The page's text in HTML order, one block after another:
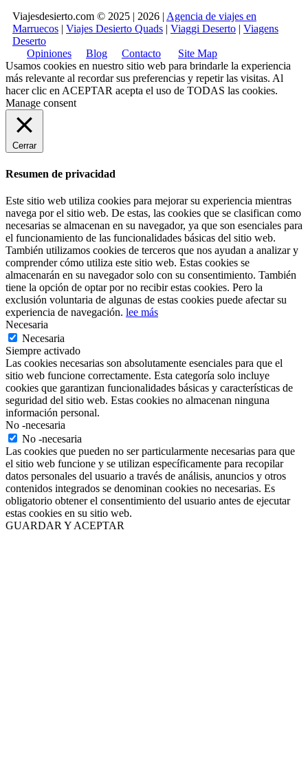
Viajesdesierto.com © 2025 | 2026 | Agencia de viajes en
Marruecos | Viajes Desierto Quads | Viaggi Deserto | Viagens
Deserto
Opiniones
Blog Contacto
Site Map
Usamos cookies en nuestro sitio web para brindarle la experiencia
más relevante al recordar sus preferencias y repetir las visitas. Al
hacer clic en ACEPTAR acepta el uso de TODAS las cookies.
Manage consent
Cerrar
Resumen de privacidad
Este sitio web utiliza cookies para mejorar su experiencia mientras
navega por el sitio web. De estas, las cookies que se clasifican como
necesarias se almacenan en su navegador, ya que son esenciales para
el funcionamiento de las funcionalidades básicas del sitio web.
También utilizamos cookies de terceros que nos ayudan a analizar y
comprender cómo utiliza este sitio web. Estas cookies se
almacenarán en su navegador solo con su consentimiento. También
tiene la opción de optar por no recibir estas cookies. Pero la
exclusión voluntaria de algunas de estas cookies puede afectar su
experiencia de navegación. lee más
Necesaria
Necesaria
Siempre activado
Las cookies necesarias son absolutamente esenciales para que el
sitio web funcione correctamente. Esta categoría solo incluye
cookies que garantizan funcionalidades básicas y características de
seguridad del sitio web. Estas cookies no almacenan ninguna
información personal.
No -necesaria
No -necesaria
Las cookies que pueden no ser particularmente necesarias para que
el sitio web funcione y se utilizan específicamente para recopilar
datos personales del usuario a través de análisis, anuncios y otros
contenidos integrados se denominan cookies no necesarias. Es
obligatorio obtener el consentimiento del usuario antes de ejecutar
estas cookies en su sitio web.
GUARDAR Y ACEPTAR